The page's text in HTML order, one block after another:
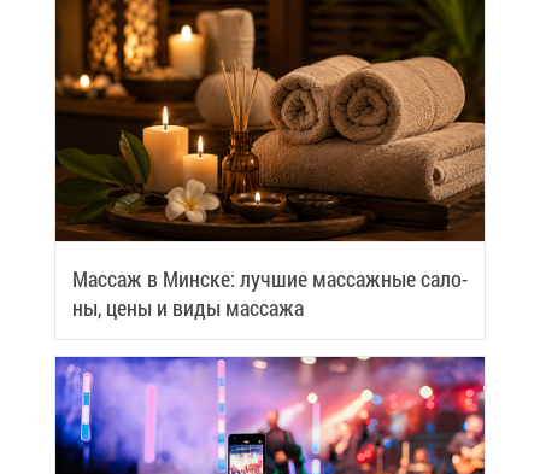
Мас­саж в Мин­ске: луч­шие мас­саж­ные са­ло­
ны, це­ны и ви­ды мас­са­жа